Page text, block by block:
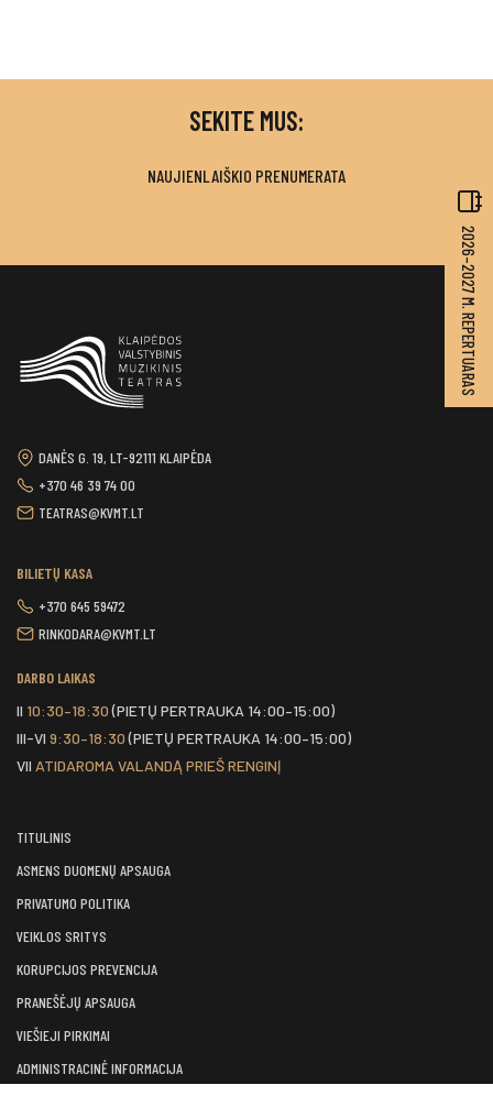
2026–2027 M. REPERTUARAS
SEKITE MUS:
NAUJIENLAIŠKIO PRENUMERATA
DANĖS G. 19, LT-92111 KLAIPĖDA
+370 46 39 74 00
TEATRAS@KVMT.LT
BILIETŲ KASA
+370 645 59472
RINKODARA@KVMT.LT
DARBO LAIKAS
II 10:30–18:30(PIETŲ PERTRAUKA 14:00–15:00)
III-VI 9:30–18:30(PIETŲ PERTRAUKA 14:00–15:00)
VII ATIDAROMA VALANDĄ PRIEŠ RENGINĮ
TITULINIS
ASMENS DUOMENŲ APSAUGA
PRIVATUMO POLITIKA
VEIKLOS SRITYS
KORUPCIJOS PREVENCIJA
PRANEŠĖJŲ APSAUGA
VIEŠIEJI PIRKIMAI
ADMINISTRACINĖ INFORMACIJA